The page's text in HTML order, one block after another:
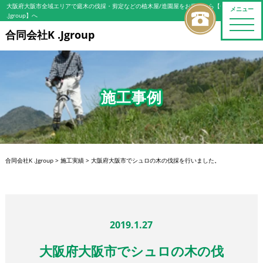
メニュー
toggle
大阪府大阪市全域エリアで庭木の伐採・剪定などの植木屋/造園屋をお探しなら【合同会社K
.Jgroup】へ
合同会社K .Jgroup
施工事例
合同会社K .Jgroup> 施工実績> 大阪府大阪市でシュロの木の伐採を行いました。
2019.1.27
大阪府大阪市でシュロの木の伐